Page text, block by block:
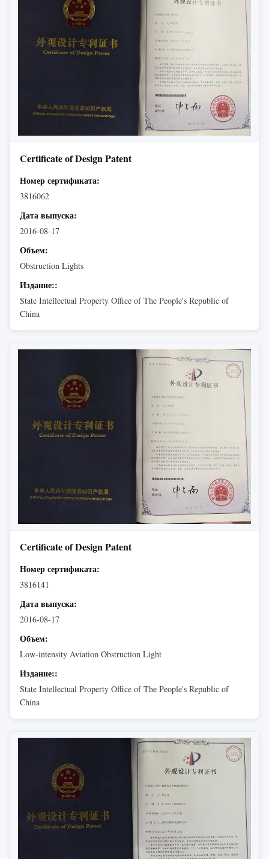
Certificate of Design Patent
Номер сертификата:
3816062
Дата выпуска:
2016-08-17
Объем:
Obstruction Lights
Издание::
State Intellectual Property Office of The People's Republic of
China
Certificate of Design Patent
Номер сертификата:
3816141
Дата выпуска:
2016-08-17
Объем:
Low-intensity Aviation Obstruction Light
Издание::
State Intellectual Property Office of The People's Republic of
China